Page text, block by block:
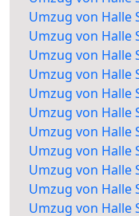
Umzug von Halle
Umzug von Halle
Umzug von Halle
Umzug von Halle
Umzug von Halle
Umzug von Halle
Umzug von Halle
Umzug von Halle
Umzug von Halle
Umzug von Halle
Umzug von Halle